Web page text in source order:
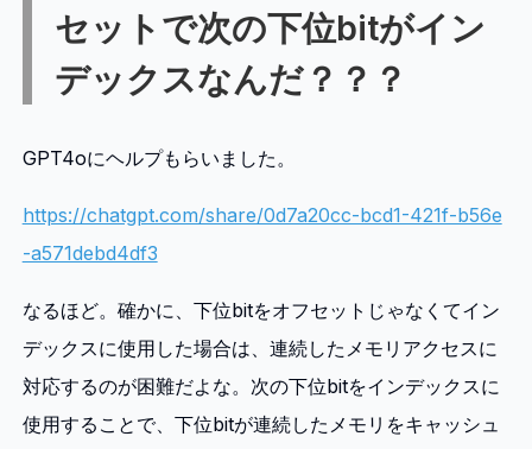
セットで次の下位bitがイン
デックスなんだ？？？
GPT4oにヘルプもらいました。
https://chatgpt.com/share/0d7a20cc-bcd1-421f-b56e
-a571debd4df3
なるほど。確かに、下位bitをオフセットじゃなくてイン
デックスに使用した場合は、連続したメモリアクセスに
対応するのが困難だよな。次の下位bitをインデックスに
使用することで、下位bitが連続したメモリをキャッシュ